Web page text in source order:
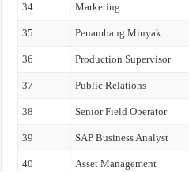
34 Marketing
35 Penambang Minyak
36 Production Supervisor
37 Public Relations
38 Senior Field Operator
39 SAP Business Analyst
40 Asset Management